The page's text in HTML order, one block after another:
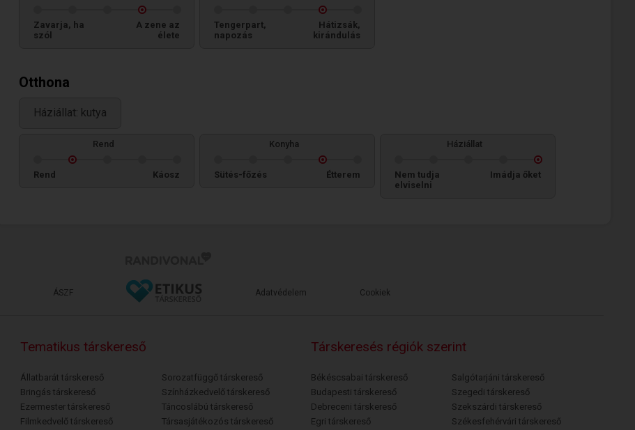
Zavarja, ha
szól
A zene az
élete
Tengerpart,
napozás
Hátizsák,
kirándulás
Otthona
Háziállat: kutya
Rend
Rend Káosz
Konyha
Sütés-főzés Étterem
Háziállat
Nem tudja
elviselni
Imádja őket
ÁSZF Adatvédelem Cookiek
Tematikus társkereső
Állatbarát társkereső
Bringás társkereső
Ezermester társkereső
Filmkedvelő társkereső
Sorozatfüggő társkereső
Színházkedvelő társkereső
Táncoslábú társkereső
Társasjátékozós társkereső
Társkeresés régiók szerint
Békéscsabai társkereső
Budapesti társkereső
Debreceni társkereső
Egri társkereső
Salgótarjáni társkereső
Szegedi társkereső
Szekszárdi társkereső
Székesfehérvári társkereső